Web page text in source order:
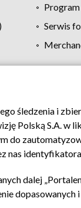
Serwis
Pomoc Biuro
śledzenia i
Polską S.A. w
do
nas
dalej
dopasowanych